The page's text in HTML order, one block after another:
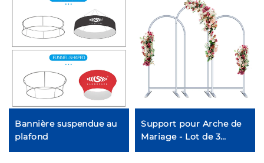
Bannière suspendue au
plafond
Support pour Arche de
Mariage - Lot de 3
pièces